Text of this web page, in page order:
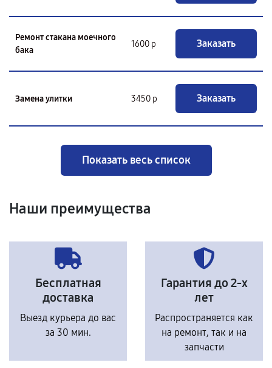
Ремонт стакана моечного
бака
1600 р Заказать
Замена улитки 3450 р Заказать
Показать весь список
Наши преимущества
Бесплатная
доставка
Выезд курьера до вас
за 30 мин.
Гарантия до 2-х
лет
Распространяется как
на ремонт, так и на
запчасти